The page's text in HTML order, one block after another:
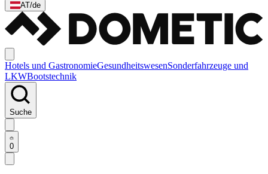
AT/de
Hotels und GastronomieGesundheitswesenSonderfahrzeuge und
LKWBootstechnik
Suche
0